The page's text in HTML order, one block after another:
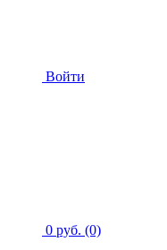
Войти
0 руб. (0)